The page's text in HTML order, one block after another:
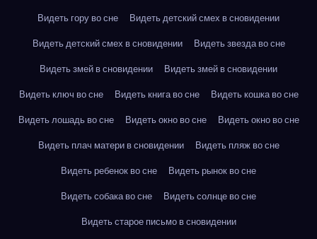
Видеть гору во сне
Видеть детский смех в сновидении
Видеть детский смех в сновидении
Видеть звезда во сне
Видеть змей в сновидении
Видеть змей в сновидении
Видеть ключ во сне
Видеть книга во сне
Видеть кошка во сне
Видеть лошадь во сне
Видеть окно во сне
Видеть окно во сне
Видеть плач матери в сновидении
Видеть пляж во сне
Видеть ребенок во сне
Видеть рынок во сне
Видеть собака во сне
Видеть солнце во сне
Видеть старое письмо в сновидении